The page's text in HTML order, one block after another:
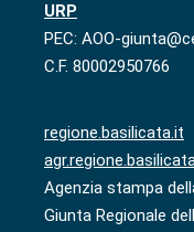
URP
PEC: AOO-
C.F. 80002950766
regione.basilicata.it
Agenzia stampa
Giunta Regionale